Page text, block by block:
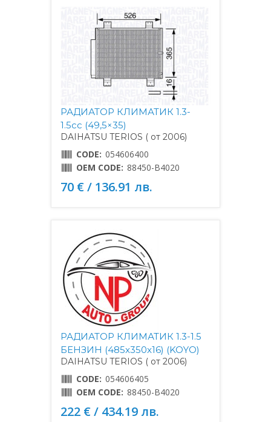
РАДИАТОР КЛИМАТИК 1.3-
1.5cc (49,5×35)
DAIHATSU TERIOS ( от 2006)
CODE: 054606400
OEM CODE: 88450-B4020
70 € / 136.91 лв.
РАДИАТОР КЛИМАТИК 1.3-1.5
БЕНЗИН (485x350x16) (KOYO)
DAIHATSU TERIOS ( от 2006)
CODE: 054606405
OEM CODE: 88450-B4020
222 € / 434.19 лв.